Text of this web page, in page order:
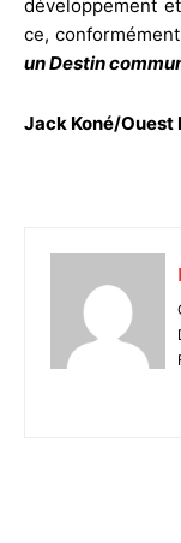
développement
ce,
un Destin
Jack Koné/Ouest